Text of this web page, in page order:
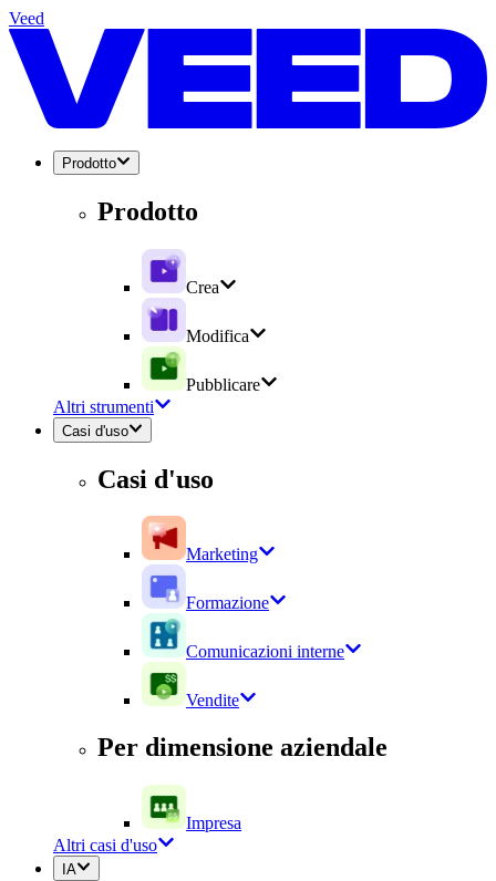
Veed
Prodotto
Prodotto
Crea
Modifica
Pubblicare
Altri strumenti
Casi d'uso
Casi d'uso
Marketing
Formazione
Comunicazioni interne
Vendite
Per dimensione aziendale
Impresa
Altri casi d'uso
IA